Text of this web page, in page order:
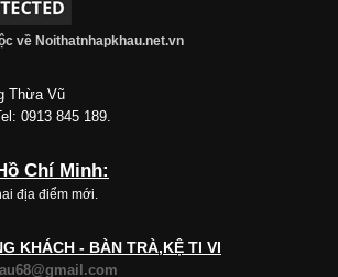
về Noithatnhapkhau.net.vn
Thừa Vũ
0913 845 189.
Chí Minh:
địa điểm mới.
KHÁCH - BÀN TRÀ,KỆ TI VI